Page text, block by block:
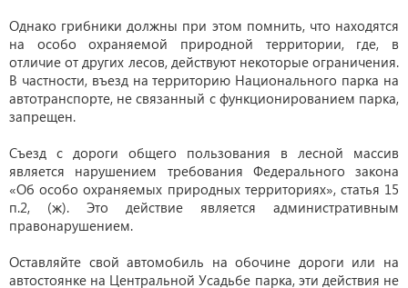
Однако грибники должны при этом помнить, что находятся
на особо охраняемой природной территории, где, в
отличие от других лесов, действуют некоторые ограничения.
В частности, въезд на территорию Национального парка на
автотранспорте, не связанный с функционированием парка,
запрещен.
Съезд с дороги общего пользования в лесной массив
является нарушением требования Федерального закона
«Об особо охраняемых природных территориях», статья 15
п.2, (ж). Это действие является административным
правонарушением.
Оставляйте свой автомобиль на обочине дороги или на
автостоянке на Центральной Усадьбе парка, эти действия не